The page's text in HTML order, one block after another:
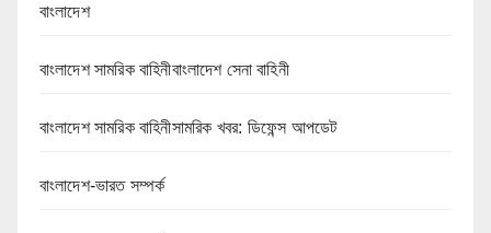
বাংলাদেশ
বাংলাদেশ সামরিক বাহিনীবাংলাদেশ সেনা বাহিনী
বাংলাদেশ সামরিক বাহিনীসামরিক খবর: ডিফেন্স আপডেট
বাংলাদেশ-ভারত সম্পর্ক